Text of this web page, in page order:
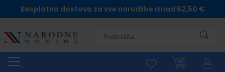
Besplatna dostava za sve narudžbe iznad 62,50 €